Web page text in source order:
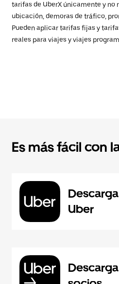
tarifas de UberX únicamente y no
ubicación, demoras de tráfico,
Pueden aplicar tarifas fijas y
reales para viajes y viajes
Es más fácil con
Uber